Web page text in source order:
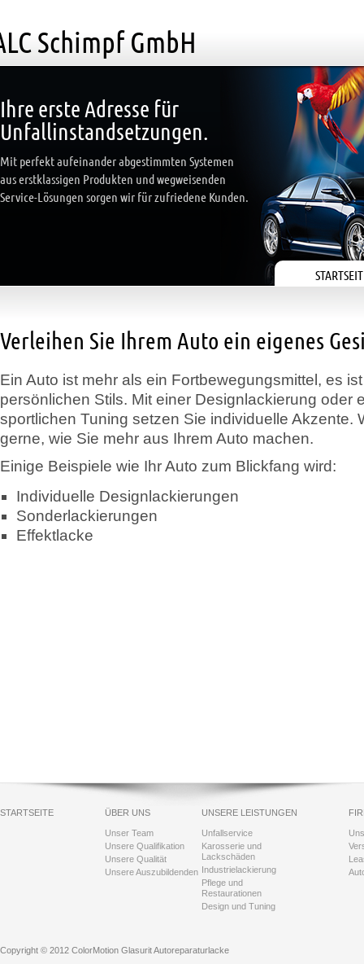
Schimpf GmbH
Ihre erste Adresse für
Unfallinstandsetzungen.
Mit perfekt aufeinander abgestimmten Systemen
aus erstklassigen Produkten und wegweisenden
Service-Lösungen sorgen wir für zufriedene Kunden.
Verleihen Sie Ihrem Auto ein eigenes
Ein Auto ist mehr als ein Fortbewegungsmittel, es
persönlichen Stils. Mit einer Designlackierung oder
sportlichen Tuning setzen Sie individuelle Akzente.
gerne, wie Sie mehr aus Ihrem Auto machen.
Einige Beispiele wie Ihr Auto zum Blickfang wird:
Individuelle Designlackierungen
Sonderlackierungen
Effektlacke
STARTSEITE ÜBER UNS
Unser Team
Unsere Qualifikation
Unsere Qualität
Unsere Auszubildenden
UNSERE LEISTUNGEN
Unfallservice
Karosserie und
Lackschäden
Industrielackierung
Pflege und
Restaurationen
Design und Tuning
Copyright © 2012 ColorMotion Glasurit Autoreparaturlacke